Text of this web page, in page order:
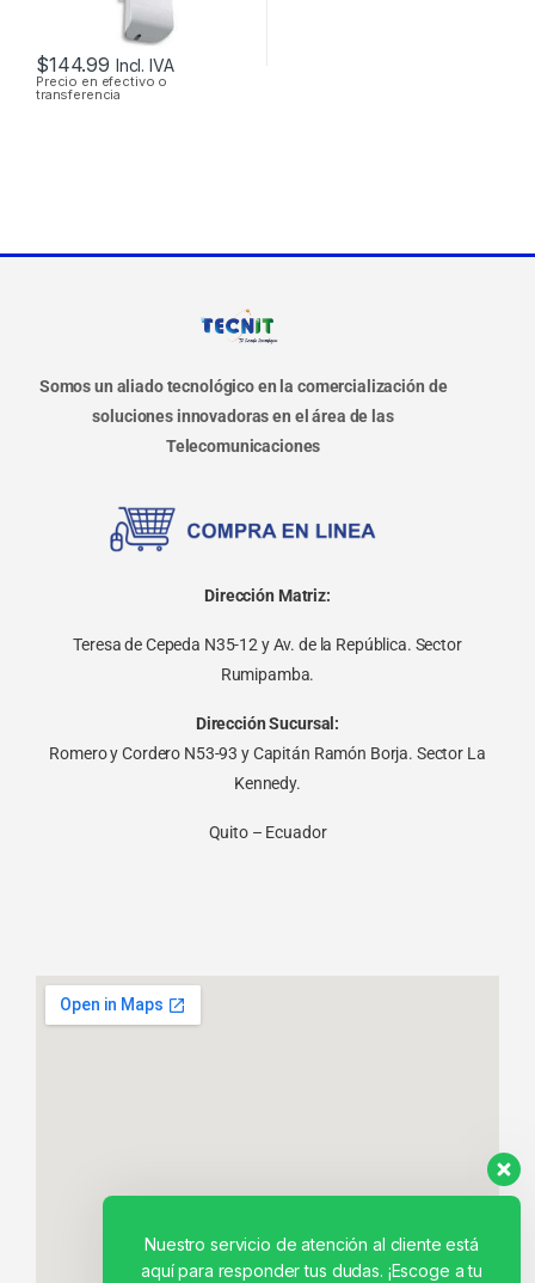
$144.99 Incl. IVA
Precio en efectivo o
transferencia
Somos un aliado tecnológico en la comercialización de
soluciones innovadoras en el área de las
Telecomunicaciones
Dirección Matriz:
Teresa de Cepeda N35-12 y Av. de la República. Sector
Rumipamba.
Dirección Sucursal:
Romero y Cordero N53-93 y Capitán Ramón Borja. Sector La
Kennedy.
Quito – Ecuador
Nuestro servicio de atención al cliente está
aquí para responder tus dudas. ¡Escoge a tu